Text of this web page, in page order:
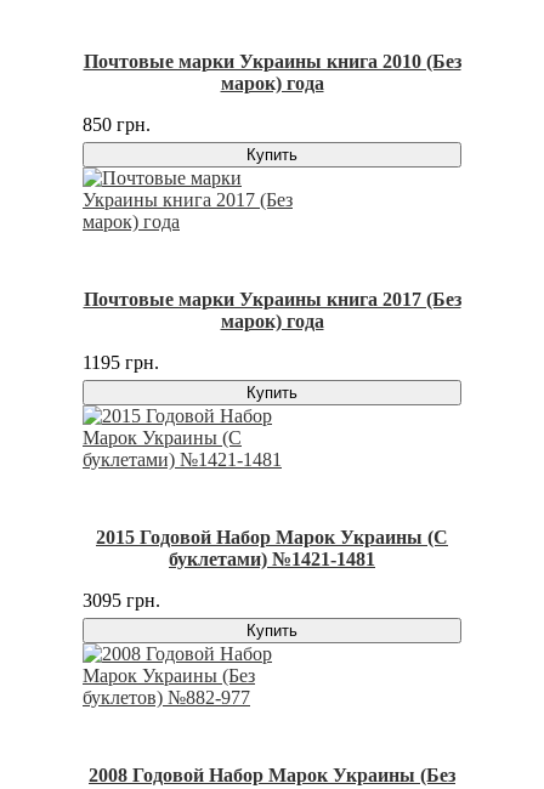
Почтовые марки Украины книга 2010 (Без
марок) года
850 грн.
Купить
Почтовые марки Украины книга 2017 (Без
марок) года
1195 грн.
Купить
2015 Годовой Набор Марок Украины (С
буклетами) №1421-1481
3095 грн.
Купить
2008 Годовой Набор Марок Украины (Без